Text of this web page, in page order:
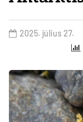
2025. július 27.